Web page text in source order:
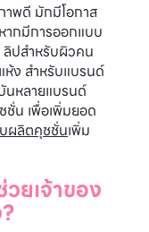
าพดี มักมีโอกาส
ากมีการออกแบบ
ลิปสำหรับผิวคน
ห้ง สำหรับแบรนด์
นหลายแบรนด์
น เพื่อเพิ่มยอด
ผลิตคุชชั่นเพิ่ม
ยเจ้าของ